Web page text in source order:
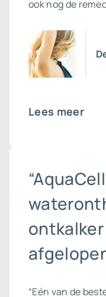
ook nog de
Lees meer
“AquaCell
“Eén van de